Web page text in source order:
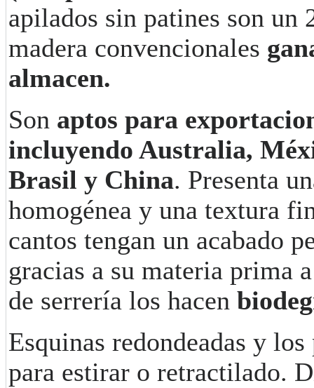
apilados sin patines son un
madera convencionales
almacen.
Son aptos para
incluyendo Australia,
Brasil y China. Presenta
homogénea y una textura
cantos tengan un acabado
gracias a su materia prima
de serrería los hacen
Esquinas redondeadas y
para estirar o retractilado.